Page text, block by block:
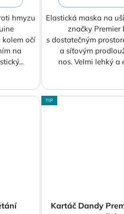
hmyzu
kolem očí
na
Elastická maska na
značky Premier
s dostatečným
a síťovým
nos. Velmi lehký a
TIP
Kartáč Dandy